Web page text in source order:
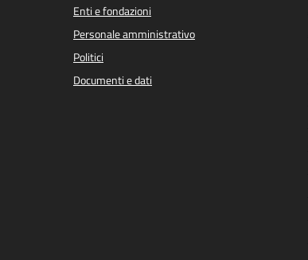
Enti e fondazioni
Personale amministrativo
Politici
Documenti e dati